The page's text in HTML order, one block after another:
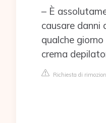
– È
causare danni
qualche
crema
Richiesta di